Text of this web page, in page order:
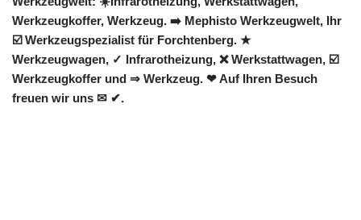
Werkzeugkoffer, Werkzeug. ➡️ Mephisto Werkzeugwelt, Ihr
☑️ Werkzeugspezialist für Forchtenberg. ★
Werkzeugwagen, ✓ Infrarotheizung, ❌ Werkstattwagen, ☑️
Werkzeugkoffer und ⇒ Werkzeug. ❤ Auf Ihren Besuch
freuen wir uns ✉ ✔.